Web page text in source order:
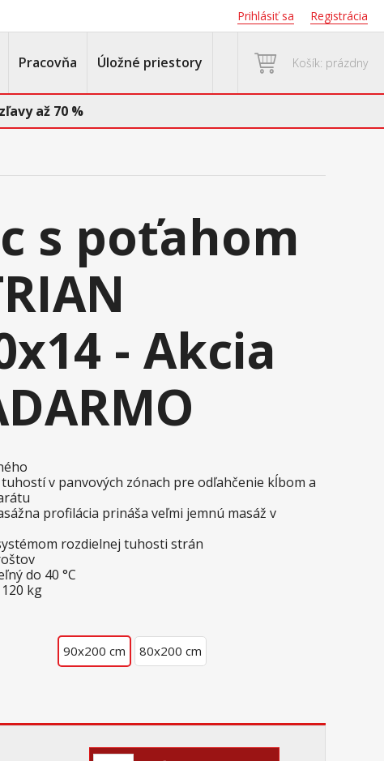
Prihlásiť sa Registrácia
Pracovňa Úložné priestory Košík: prázdny
až 70 %
s poťahom
- Akcia
v panvových zónach pre odľahčenie kĺbom a
profilácia prináša veľmi jemnú masáž v
rozdielnej tuhosti strán
do 40 °C
kg
90x200 cm 80x200 cm